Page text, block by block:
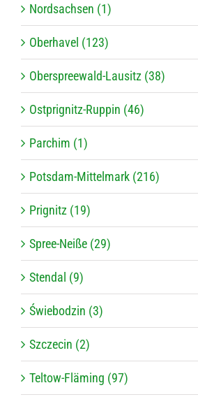
Nordsachsen (1)
Oberhavel (123)
Oberspreewald-Lausitz (38)
Ostprignitz-Ruppin (46)
Parchim (1)
Potsdam-Mittelmark (216)
Prignitz (19)
Spree-Neiße (29)
Stendal (9)
Świebodzin (3)
Szczecin (2)
Teltow-Fläming (97)